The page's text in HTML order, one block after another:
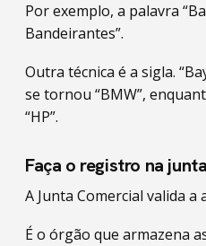
Por exemplo, a palavra
Bandeirantes”.
Outra técnica é a sigla.
se tornou “BMW”,
“HP”.
Faça o registro na
A Junta Comercial valida
É o órgão que armazena